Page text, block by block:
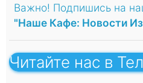
Важно! Подпишись на
"Наше Кафе: Новости
Читайте нас в